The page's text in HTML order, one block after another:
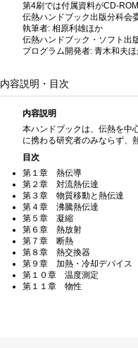
第4刷では付属資料がCD-
伝熱ハンドブック出版分科会
執筆者: 相原利雄ほか
伝熱ハンドブック・ソフト出
プログラム開発者: 青木和夫
内容説明・目次
内容説明
本ハンドブックは、伝熱を中
に携わる研究者のみならず、
目次
第１章 熱伝導
第２章 対流熱伝達
第３章 物質移動と熱伝達
第４章 沸騰熱伝達
第５章 凝縮
第６章 熱放射
第７章 断熱
第８章 熱交換器
第９章 加熱・冷却デバイス
第１０章 温度測定
第１１章 物性